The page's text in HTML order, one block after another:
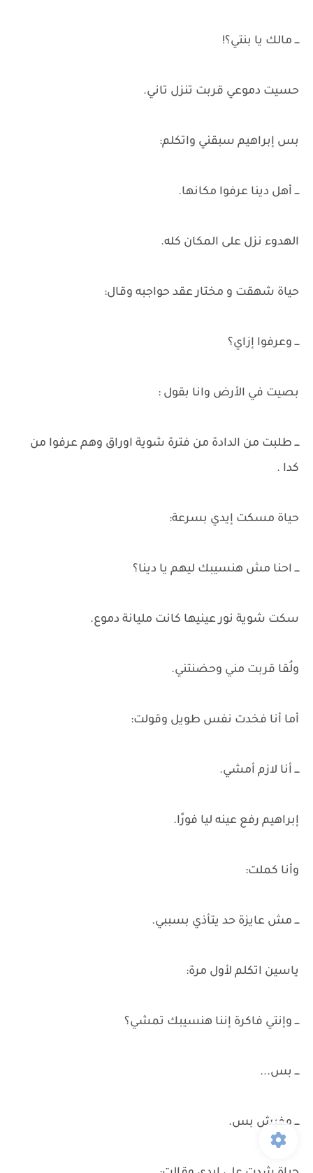
ـــ مالك يا بنتي؟!
حسيت دموعي قربت تنزل تاني.
بس إبراهيم سبقني واتكلم:
ـــ أهل دينا عرفوا مكانها.
الهدوء نزل على المكان كله.
حياة شهقت و مختار عقد حواجبه وقال:
ـــ وعرفوا إزاي؟
بصيت في الأرض وانا بقول :
ـــ طلبت من الدادة من فترة شوية اوراق وهم عرفوا من
كدا .
حياة مسكت إيدي بسرعة:
ـــ احنا مش هنسيبك ليهم يا دينا؟
سكت شوية نور عينيها كانت مليانة دموع.
ولُقا قربت مني وحضنتني.
أما أنا فخدت نفس طويل وقولت:
ـــ أنا لازم أمشي.
إبراهيم رفع عينه ليا فورًا.
وأنا كملت:
ـــ مش عايزة حد يتأذي بسببي.
ياسين اتكلم لأول مرة:
ـــ وإنتي فاكرة إننا هنسيبك تمشي؟
ـــ بس...
ـــ مفيش بس.